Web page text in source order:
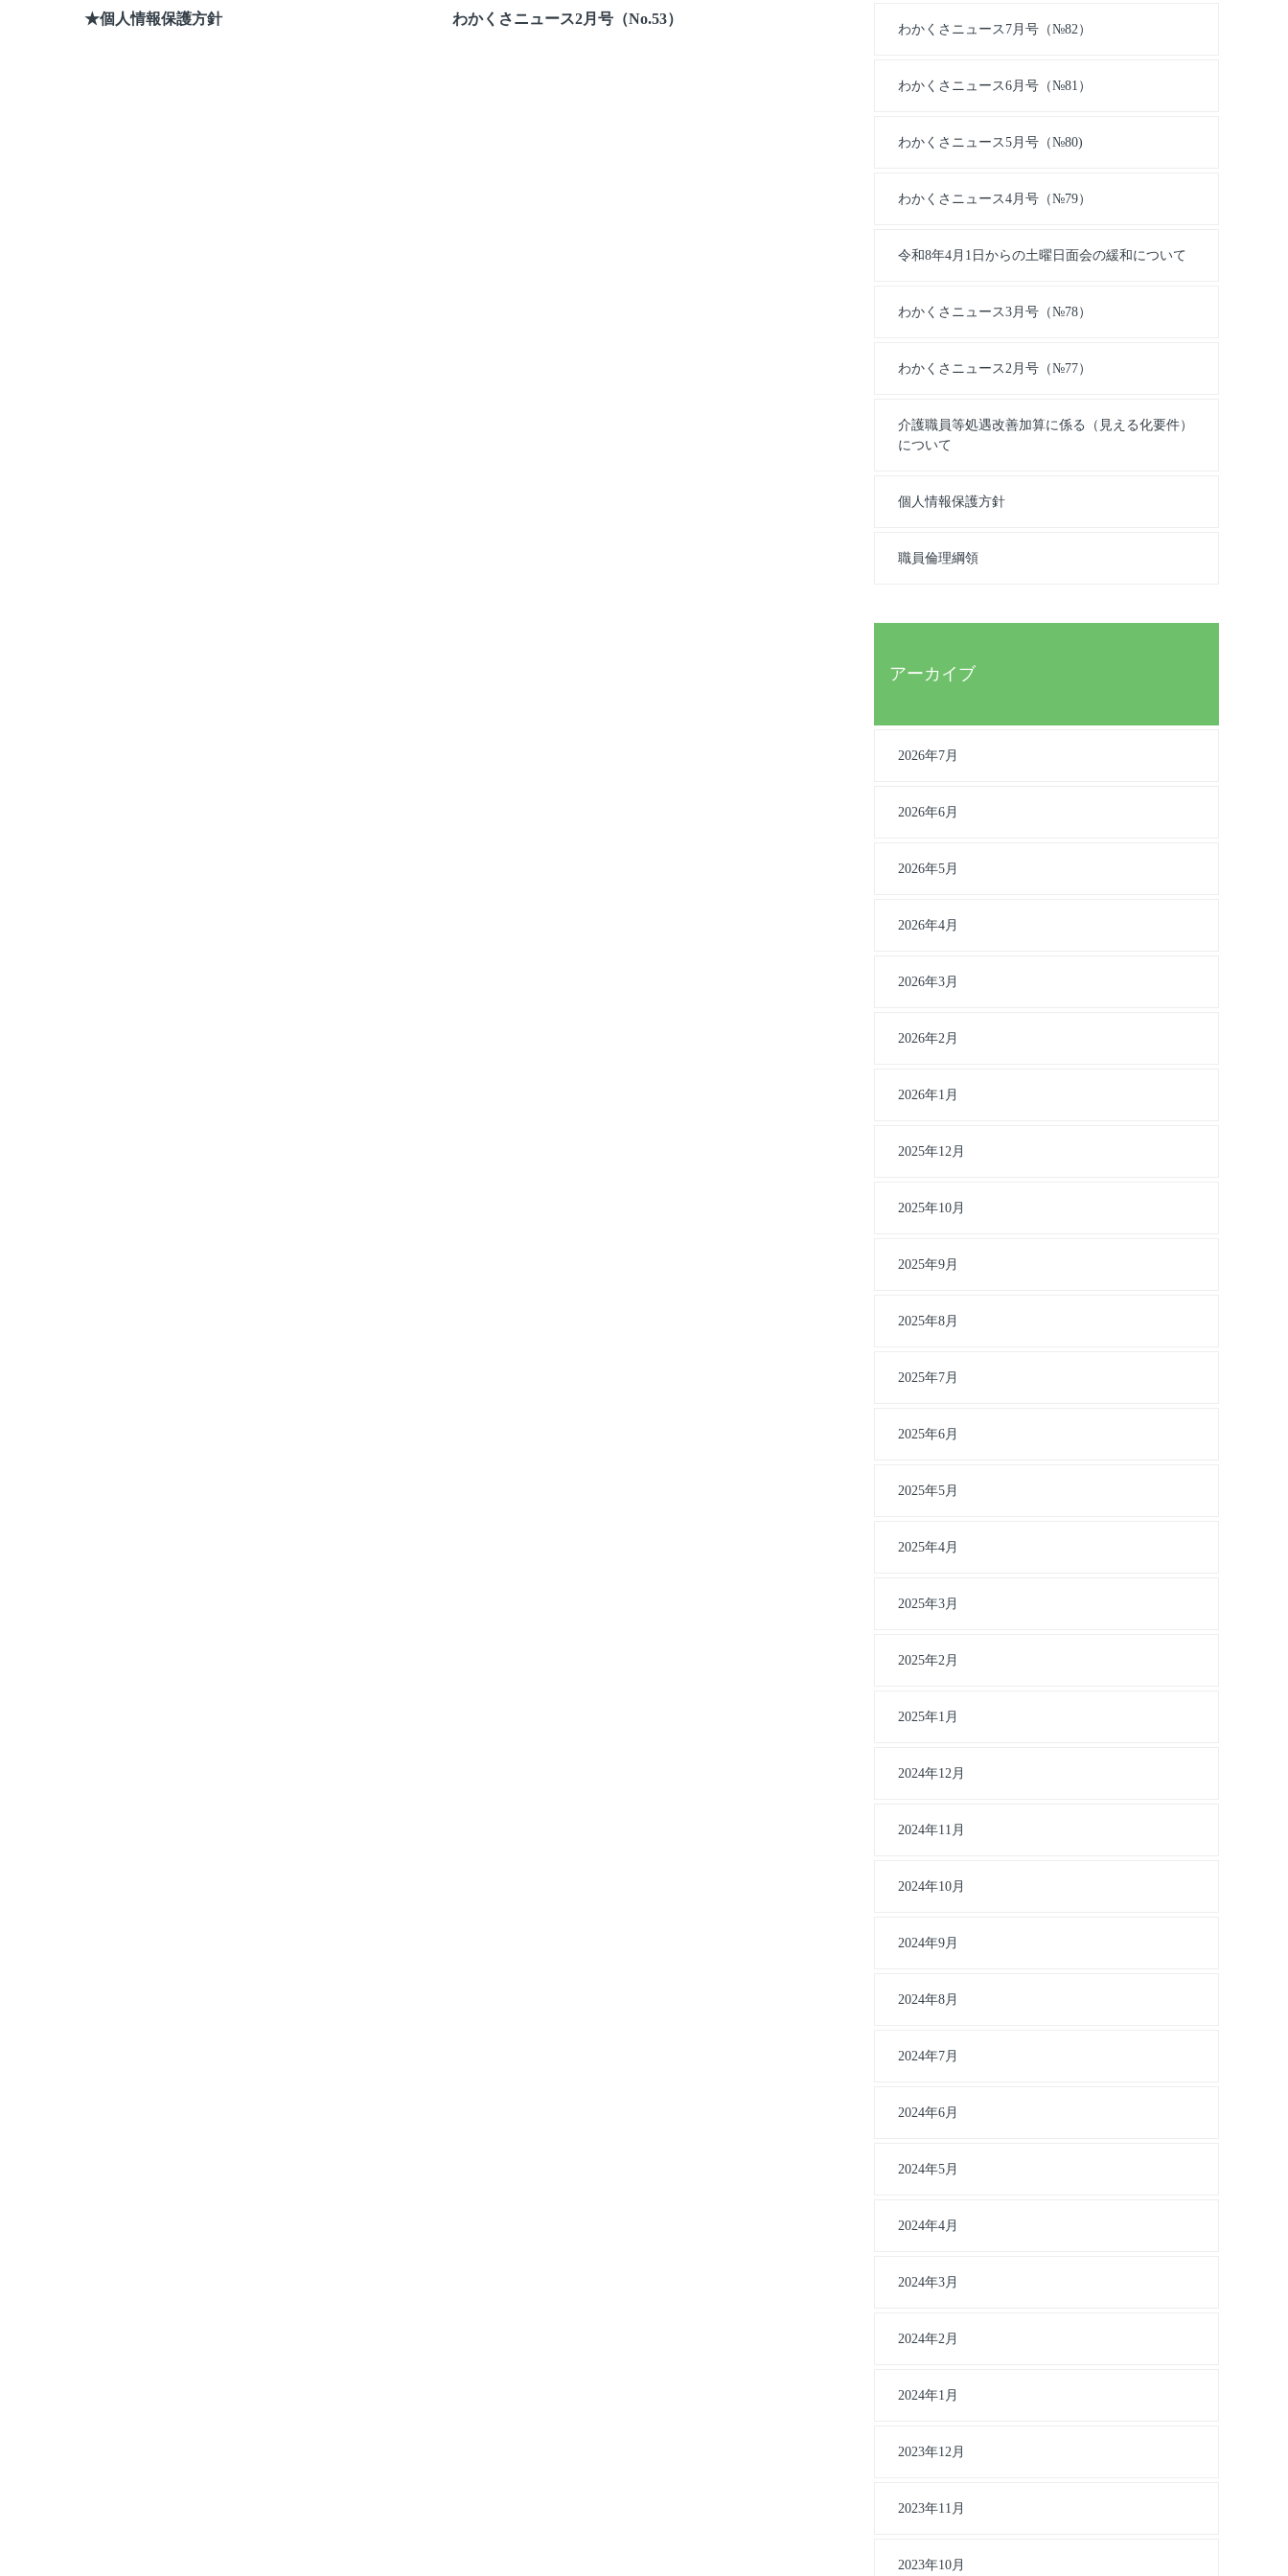
★個人情報保護方針 わかくさニュース2月号（No.53）
わかくさニュース7月号（№82）
わかくさニュース6月号（№81）
わかくさニュース5月号（№80)
わかくさニュース4月号（№79）
令和8年4月1日からの土曜日面会の緩和について
わかくさニュース3月号（№78）
わかくさニュース2月号（№77）
介護職員等処遇改善加算に係る（見える化要件）
について
個人情報保護方針
職員倫理綱領
アーカイブ
2026年7月
2026年6月
2026年5月
2026年4月
2026年3月
2026年2月
2026年1月
2025年12月
2025年10月
2025年9月
2025年8月
2025年7月
2025年6月
2025年5月
2025年4月
2025年3月
2025年2月
2025年1月
2024年12月
2024年11月
2024年10月
2024年9月
2024年8月
2024年7月
2024年6月
2024年5月
2024年4月
2024年3月
2024年2月
2024年1月
2023年12月
2023年11月
2023年10月